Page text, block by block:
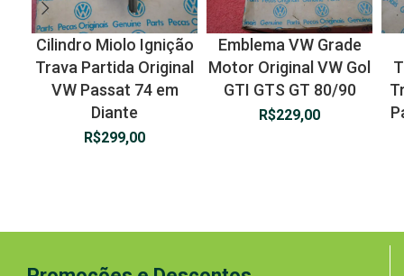
Cilindro Miolo Ignição
Trava Partida Original
VW Passat 74 em
Diante
R$299,00
Emblema VW Grade
Motor Original VW Gol
GTI GTS GT 80/90
R$229,00